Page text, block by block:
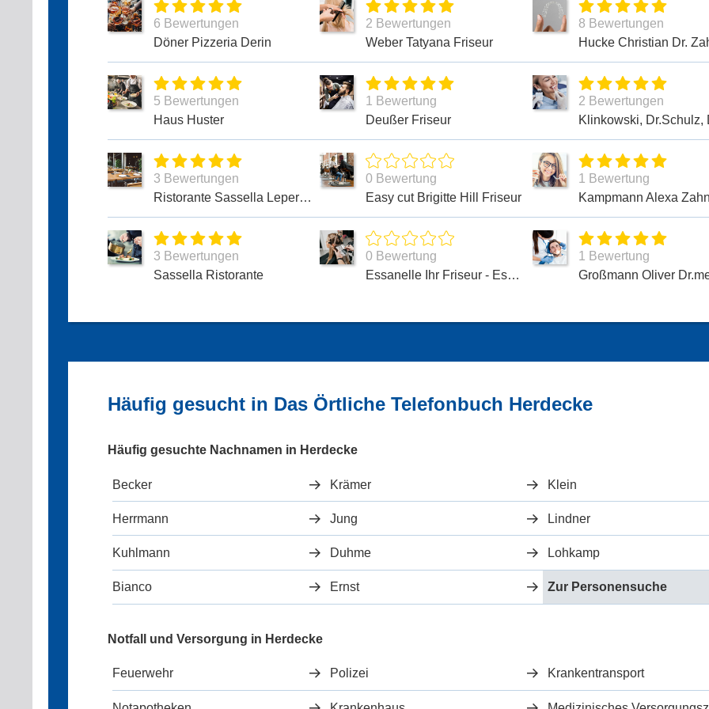
6 Bewertungen
Döner Pizzeria Derin
5 Bewertungen
Haus Huster
3 Bewertungen
Ristorante Sassella Lepere Pasquale
3 Bewertungen
Sassella Ristorante
2 Bewertungen
Weber Tatyana Friseur
1 Bewertung
Deußer Friseur
0 Bewertung
Easy cut Brigitte Hill Friseur
0 Bewertung
Essanelle Ihr Friseur - Essanelle Hair Group AG Friseursalon
8 Bewertungen
2 Bewertungen
1 Bewertung
1 Bewertung
Häufig gesucht in Das Örtliche Telefonbuch Herdecke
Häufig gesuchte Nachnamen in Herdecke
Becker Krämer Klein
Herrmann Jung Lindner
Kuhlmann Duhme Lohkamp
Bianco Ernst Zur Personensuche
Notfall und Versorgung in Herdecke
Feuerwehr Polizei Krankentransport